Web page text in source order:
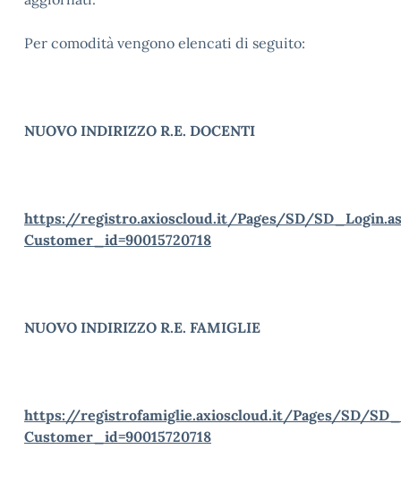
Per comodità vengono elencati di seguito:
NUOVO INDIRIZZO R.E. DOCENTI
https://registro.axioscloud.it/Pages/SD/
Customer_id=90015720718
NUOVO INDIRIZZO R.E. FAMIGLIE
https://registrofamiglie.axioscloud.it/Pages/SD/
Customer_id=90015720718